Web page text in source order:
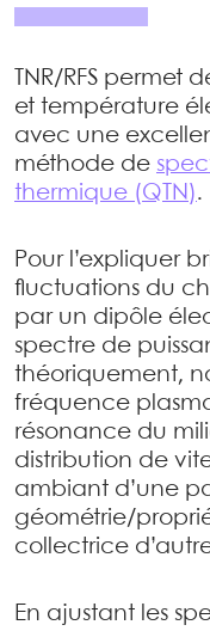
TNR/RFS permet
et température
avec une
méthode de
thermique (QTN).
Pour l’expliquer
fluctuations du
par un dipôle
spectre de
théoriquement,
fréquence
résonance du
distribution de
ambiant d’une
géométrie/
collectrice
En ajustant les